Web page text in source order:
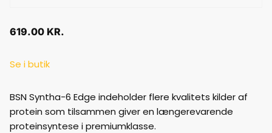
619.00 KR.
Se i butik
BSN Syntha-6 Edge indeholder flere kvalitets kilder af
protein som tilsammen giver en længerevarende
proteinsyntese i premiumklasse.